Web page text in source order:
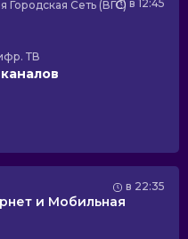
в 12:45
Городская Сеть (ВГС)
ТВ
в 22:35
и Мобильная